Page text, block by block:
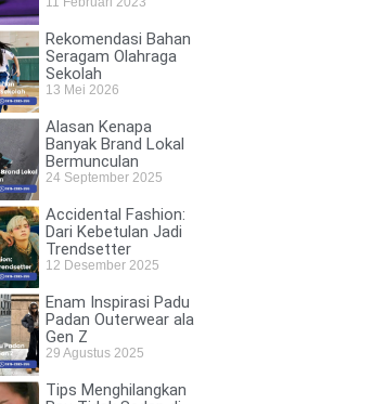
Rekomendasi Bahan
Seragam Olahraga
Sekolah
13 Mei 2026
Alasan Kenapa
Banyak Brand Lokal
Bermunculan
24 September 2025
Accidental Fashion:
Dari Kebetulan Jadi
Trendsetter
12 Desember 2025
Enam Inspirasi Padu
Padan Outerwear ala
Gen Z
29 Agustus 2025
Tips Menghilangkan